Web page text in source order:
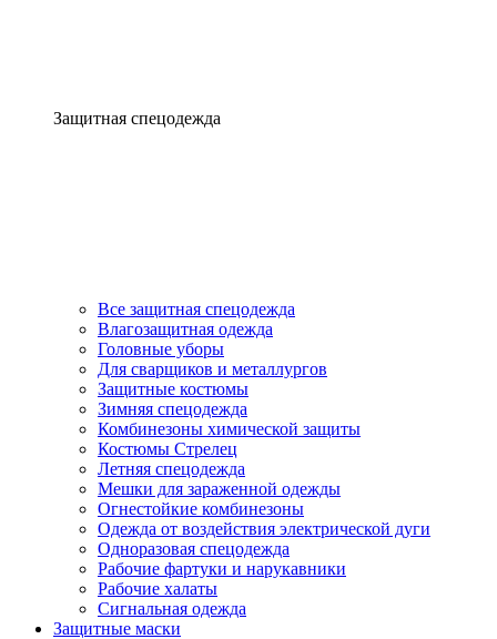
Защитная спецодежда
Все защитная спецодежда
Влагозащитная одежда
Головные уборы
Для сварщиков и металлургов
Защитные костюмы
Зимняя спецодежда
Комбинезоны химической защиты
Костюмы Стрелец
Летняя спецодежда
Мешки для зараженной одежды
Огнестойкие комбинезоны
Одежда от воздействия электрической дуги
Одноразовая спецодежда
Рабочие фартуки и нарукавники
Рабочие халаты
Сигнальная одежда
Защитные маски